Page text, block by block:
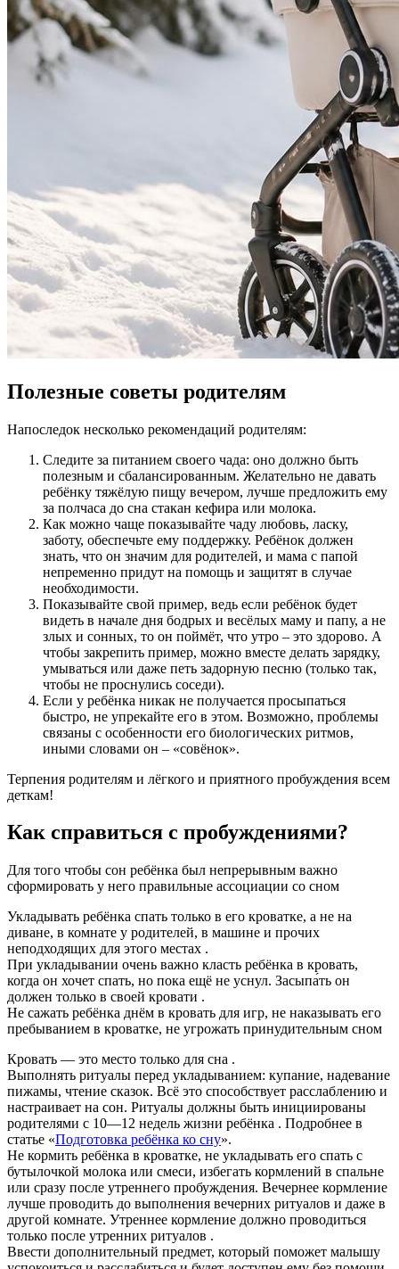
Полезные советы родителям
Напоследок несколько рекомендаций родителям:
Следите за питанием своего чада: оно должно быть
полезным и сбалансированным. Желательно не давать
ребёнку тяжёлую пищу вечером, лучше предложить ему
за полчаса до сна стакан кефира или молока.
Как можно чаще показывайте чаду любовь, ласку,
заботу, обеспечьте ему поддержку. Ребёнок должен
знать, что он значим для родителей, и мама с папой
непременно придут на помощь и защитят в случае
необходимости.
Показывайте свой пример, ведь если ребёнок будет
видеть в начале дня бодрых и весёлых маму и папу, а не
злых и сонных, то он поймёт, что утро – это здорово. А
чтобы закрепить пример, можно вместе делать зарядку,
умываться или даже петь задорную песню (только так,
чтобы не проснулись соседи).
Если у ребёнка никак не получается просыпаться
быстро, не упрекайте его в этом. Возможно, проблемы
связаны с особенности его биологических ритмов,
иными словами он – «совёнок».
Терпения родителям и лёгкого и приятного пробуждения всем
деткам!
Как справиться с пробуждениями?
Для того чтобы сон ребёнка был непрерывным важно
сформировать у него правильные ассоциации со сном
Укладывать ребёнка спать только в его кроватке, а не на
диване, в комнате у родителей, в машине и прочих
неподходящих для этого местах .
При укладывании очень важно класть ребёнка в кровать,
когда он хочет спать, но пока ещё не уснул. Засыпа́ть он
должен только в своей кровати .
Не сажать ребёнка днём в кровать для игр, не наказывать его
пребыванием в кроватке, не угрожать принудительным сном
Кровать — это место только для сна .
Выполнять ритуалы перед укладыванием: купание, надевание
пижамы, чтение сказок. Всё это способствует расслаблению и
настраивает на сон. Ритуалы должны быть инициированы
родителями с 10—12 недель жизни ребёнка . Подробнее в
статье «Подготовка ребёнка ко сну».
Не кормить ребёнка в кроватке, не укладывать его спать с
бутылочкой молока или смеси, избегать кормлений в спальне
или сразу после утреннего пробуждения. Вечернее кормление
лучше проводить до выполнения вечерних ритуалов и даже в
другой комнате. Утреннее кормление должно проводиться
только после утренних ритуалов .
Ввести дополнительный предмет, который поможет малышу